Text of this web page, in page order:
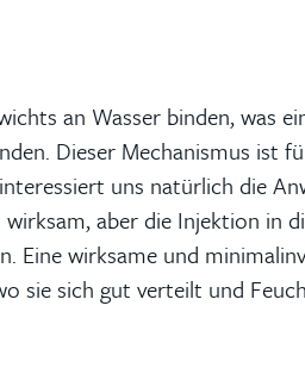
an Wasser binden, was
Dieser Mechanismus ist
uns natürlich die
aber die Injektion in
Eine wirksame und
sie sich gut verteilt und